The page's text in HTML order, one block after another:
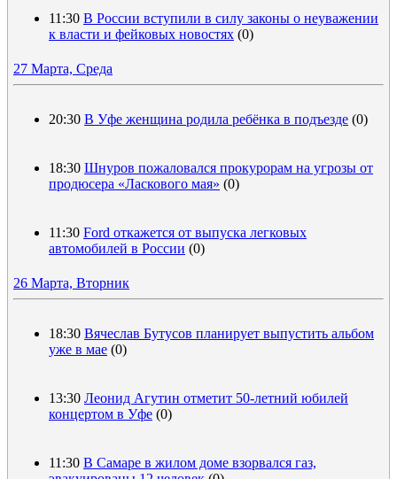
11:30 В России вступили в силу законы о неуважении
к власти и фейковых новостях (0)
27 Марта, Среда
20:30 В Уфе женщина родила ребёнка в подъезде (0)
18:30 Шнуров пожаловался прокурорам на угрозы от
продюсера «Ласкового мая» (0)
11:30 Ford откажется от выпуска легковых
автомобилей в России (0)
26 Марта, Вторник
18:30 Вячеслав Бутусов планирует выпустить альбом
уже в мае (0)
13:30 Леонид Агутин отметит 50-летний юбилей
концертом в Уфе (0)
11:30 В Самаре в жилом доме взорвался газ,